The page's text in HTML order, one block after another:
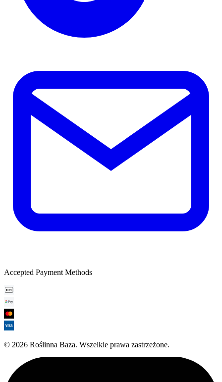
Accepted Payment Methods
© 2026 Roślinna Baza. Wszelkie prawa zastrzeżone.